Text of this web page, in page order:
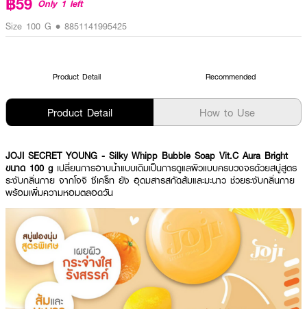
Only 1 left
Size 100 G • 8851141995425
Product Detail Recommended
Product Detail How to Use
JOJI SECRET YOUNG - Silky Whipp Bubble Soap Vit.C Aura Bright
ขนาด 100 g เปลี่ยนการอาบน้ำแบบเดิมเป็นการดูแลผิวแบบครบวงจรด้วยสบู่สูตร
ระงับกลิ่นกาย จากโจจิ ซีเคร็ท ยัง อุดมสารสกัดส้มและมะนาว ช่วยระงับกลิ่นกาย
พร้อมเพิ่มความหอมตลอดวัน